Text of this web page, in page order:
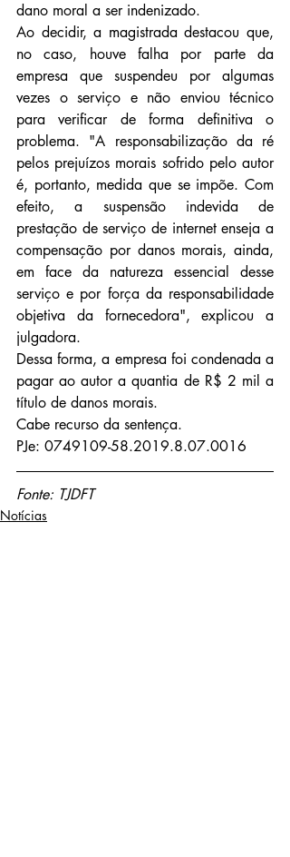
dano moral a ser indenizado.
Ao decidir, a magistrada destacou que,
no caso, houve falha por parte da
empresa que suspendeu por algumas
vezes o serviço e não enviou técnico
para verificar de forma definitiva o
problema. "A responsabilização da ré
pelos prejuízos morais sofrido pelo autor
é, portanto, medida que se impõe. Com
efeito, a suspensão indevida de
prestação de serviço de internet enseja a
compensação por danos morais, ainda,
em face da natureza essencial desse
serviço e por força da responsabilidade
objetiva da fornecedora", explicou a
julgadora.
Dessa forma, a empresa foi condenada a
pagar ao autor a quantia de R$ 2 mil a
título de danos morais.
Cabe recurso da sentença.
PJe: 0749109-58.2019.8.07.0016
Fonte: TJDFT
Notícias